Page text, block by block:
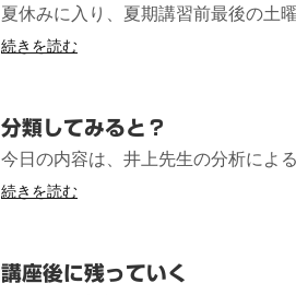
夏休みに入り、夏期講習前最後の土
続きを読む
分類してみると？
今日の内容は、井上先生の分析によ
続きを読む
講座後に残っていく